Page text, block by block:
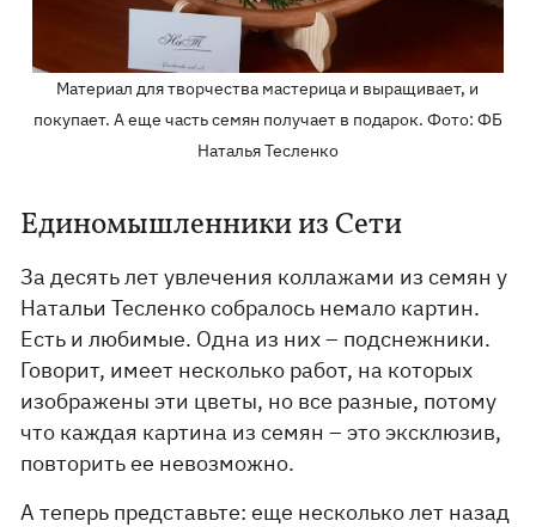
Материал для творчества мастерица и выращивает, и
покупает. А еще часть семян получает в подарок. Фото: ФБ
Наталья Тесленко
Единомышленники из Сети
За десять лет увлечения коллажами из семян у
Натальи Тесленко собралось немало картин.
Есть и любимые. Одна из них – подснежники.
Говорит, имеет несколько работ, на которых
изображены эти цветы, но все разные, потому
что каждая картина из семян – это эксклюзив,
повторить ее невозможно.
А теперь представьте: еще несколько лет назад